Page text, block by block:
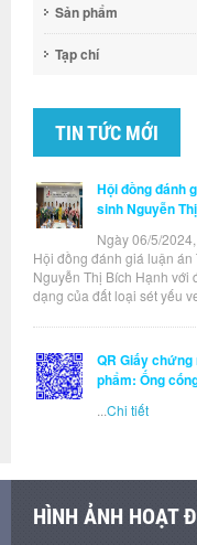
Sản phẩm
Tạp chí
TIN TỨC MỚI
Hội đồng đánh
sinh Nguyễn
Ngày 06/5/
Hội đồng đánh giá luận
Nguyễn Thị Bích Hạnh với
dạng của đất loại sét yếu
QR Giấy chứng
phẩm: Ống
Chi tiết
HÌNH ẢNH HOẠT